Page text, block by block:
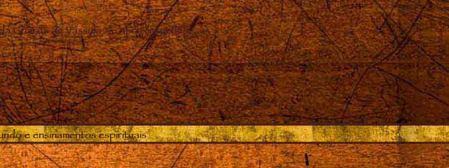
Guarda de Vassula Se aproximou dela
e ensinamentos espirituais